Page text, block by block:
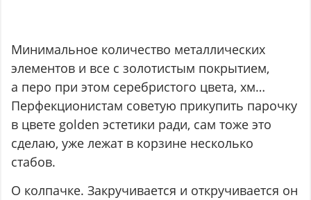
Минимальное количество металлических
элементов и все с золотистым покрытием,
а перо при этом серебристого цвета, хм…
Перфекционистам советую прикупить парочку
в цвете golden эстетики ради, сам тоже это
сделаю, уже лежат в корзине несколько
стабов.
О колпачке. Закручивается и откручивается он